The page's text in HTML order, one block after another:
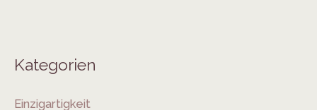
Kategorien
Einzigartigkeit